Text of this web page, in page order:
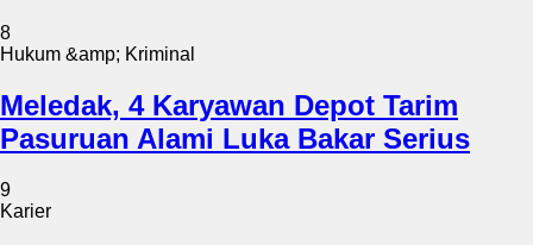
8
Hukum &amp; Kriminal
Meledak, 4 Karyawan Depot Tarim
Pasuruan Alami Luka Bakar Serius
9
Karier